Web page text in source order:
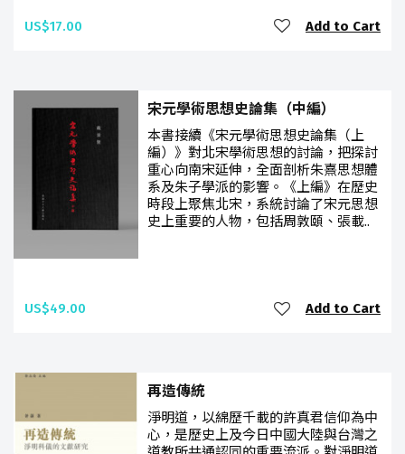
US$17.00 Add to Cart
宋元學術思想史論集（中編）
本書接續《宋元學術思想史論集（上
編）》對北宋學術思想的討論，把探討
重心向南宋延伸，全面剖析朱熹思想體
系及朱子學派的影響。《上編》在歷史
時段上聚焦北宋，系統討論了宋元思想
史上重要的人物，包括周敦頤、張載..
US$49.00 Add to Cart
再造傳統
淨明道，以綿歷千載的許真君信仰為中
心，是歷史上及今日中國大陸與台灣之